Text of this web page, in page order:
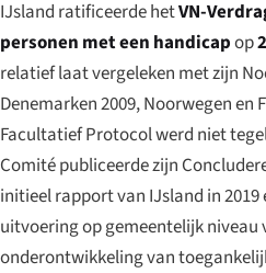
IJsland ratificeerde hetVN-
personen met een handicapop
relatief laat vergeleken met zijn
Denemarken 2009, Noorwegen en
Facultatief Protocol werd niet
Comité publiceerde zijn
initieel rapport van IJsland in 2019
uitvoering op gemeentelijk niveau
onderontwikkeling van